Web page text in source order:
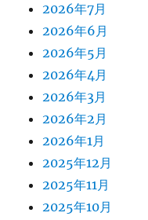
2026年7月
2026年6月
2026年5月
2026年4月
2026年3月
2026年2月
2026年1月
2025年12月
2025年11月
2025年10月